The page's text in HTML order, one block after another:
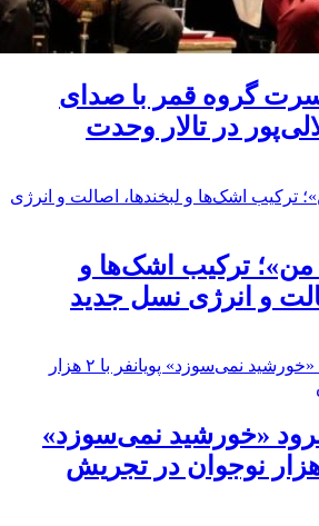
گروه قمر با صدای
در تالار وحدت
من»؛ ترکیب اشک‌ها و
و انرژی نسل جدید
«خورشید نمی‌سوزد»